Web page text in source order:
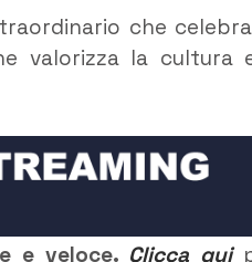
che
valorizza la cultura
e veloce. Clicca qui